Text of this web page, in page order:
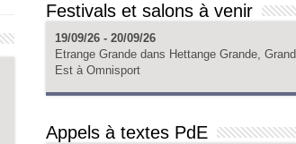
Festivals et salons à venir
19/09/26 - 20/09/26
Etrange Grande dans Hettange Grande, Grand
Est à Omnisport
Appels à textes PdE